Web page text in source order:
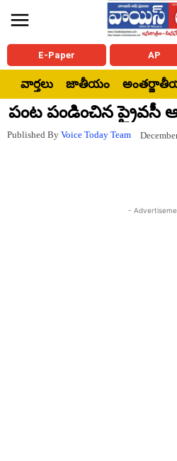
E-Paper AP
వార్తలు జాతీయం
పంట పండించిన ప్రైవసీ
Published By Voice Today Team
-